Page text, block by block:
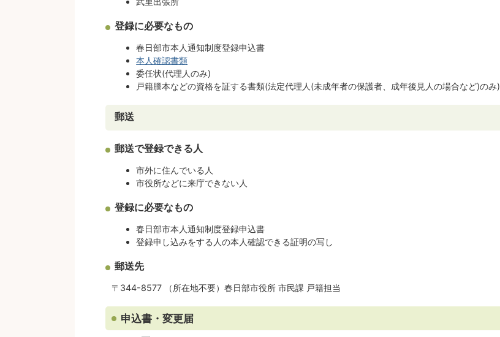
登録に必要なもの
春日部市本人通知制度登録申込書
本人確認書類
委任状(代理人のみ)
戸籍謄本などの資格を証する書類(法定代理人(未成年者の保護者、成年後見人の場合など)のみ)
郵送
郵送で登録できる人
市外に住んでいる人
市役所などに来庁できない人
登録に必要なもの
春日部市本人通知制度登録申込書
登録申し込みをする人の本人確認できる証明の写し
郵送先
〒344-8577 （所在地不要）春日部市役所 市民課 戸籍担当
申込書・変更届